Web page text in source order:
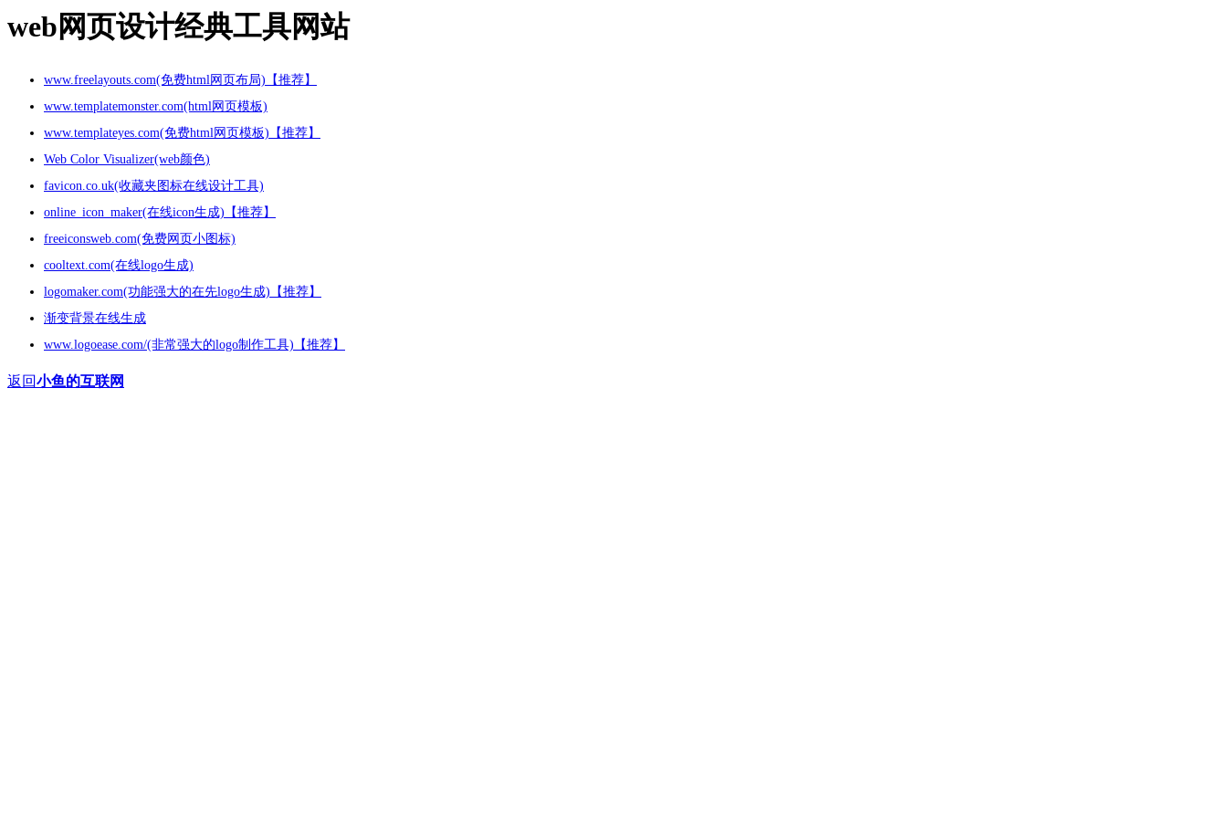
web网页设计经典工具网站
www.freelayouts.com(免费html网页布局)【推荐】
www.templatemonster.com(html网页模板)
www.templateyes.com(免费html网页模板)【推荐】
Web Color Visualizer(web颜色)
favicon.co.uk(收藏夹图标在线设计工具)
online_icon_maker(在线icon生成)【推荐】
freeiconsweb.com(免费网页小图标)
cooltext.com(在线logo生成)
logomaker.com(功能强大的在先logo生成)【推荐】
渐变背景在线生成
www.logoease.com/(非常强大的logo制作工具)【推荐】
返回小鱼的互联网